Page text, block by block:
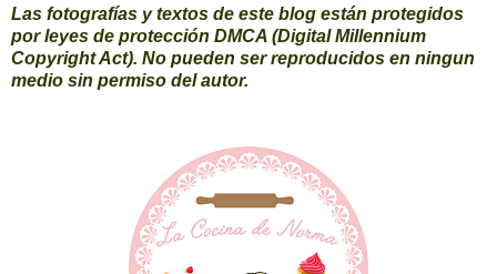
Las fotografías y textos de este blog están protegidos
por leyes de protección DMCA (Digital Millennium
Copyright Act). No pueden ser reproducidos en ningun
medio sin permiso del autor.